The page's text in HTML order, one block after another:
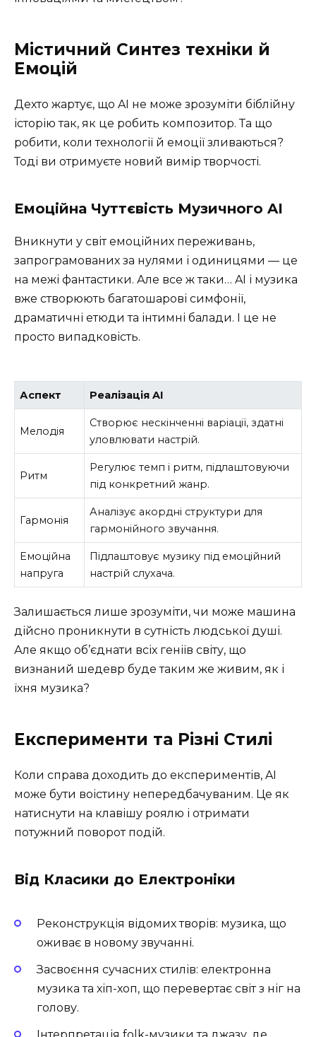
Містичний Синтез техніки й
Емоцій
Дехто жартує, що AI не може зрозуміти біблійну
історію так, як це робить композитор. Та що
робити, коли технології й емоції зливаються?
Тоді ви отримуєте новий вимір творчості.
Емоційна Чуттєвість Музичного AI
Вникнути у світ емоційних переживань,
запрограмованих за нулями і одиницями — це
на межі фантастики. Але все ж таки… AI і музика
вже створюють багатошарові симфонії,
драматичні етюди та інтимні балади. І це не
просто випадковість.
Аспект Реалізація AI
Мелодія
Створює нескінченні варіації, здатні
уловлювати настрій.
Ритм
Регулює темп і ритм, підлаштовуючи
під конкретний жанр.
Гармонія
Аналізує акордні структури для
гармонійного звучання.
Емоційна
напруга
Підлаштовує музику під емоційний
настрій слухача.
Залишається лише зрозуміти, чи може машина
дійсно проникнути в сутність людської душі.
Але якщо об’єднати всіх геніїв світу, що
визнаний шедевр буде таким же живим, як і
їхня музика?
Експерименти та Різні Стилі
Коли справа доходить до експериментів, AI
може бути воістину непередбачуваним. Це як
натиснути на клавішу роялю і отримати
потужний поворот подій.
Від Класики до Електроніки
Реконструкція відомих творів: музика, що
оживає в новому звучанні.
Засвоєння сучасних стилів: електронна
музика та хіп-хоп, що перевертає світ з ніг на
голову.